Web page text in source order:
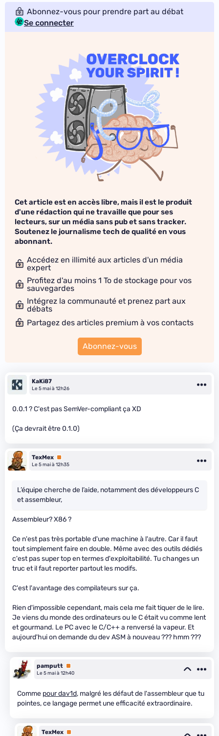
Abonnez-vous pour prendre part au débat
Se connecter
Cet article est en accès libre, mais il est le produit
d'une rédaction qui ne travaille que pour ses
lecteurs, sur un média sans pub et sans tracker.
Soutenez le journalisme tech de qualité en vous
abonnant.
Accédez en illimité aux articles d'un média
expert
Profitez d'au moins 1 To de stockage pour vos
sauvegardes
Intégrez la communauté et prenez part aux
débats
Partagez des articles premium à vos contacts
Abonnez-vous
KaKi87
Le 5 mai à 12h26
0.0.1 ? C'est pas SemVer-compliant ça XD
(Ça devrait être 0.1.0)
TexMex Premium
Le 5 mai à 12h35
L’équipe cherche de l’aide, notamment des développeurs C
et assembleur,
Assembleur? X86 ?
Ce n'est pas très portable d'une machine à l'autre. Car il faut
tout simplement faire en double. Même avec des outils dédiés
c'est pas super top en termes d'exploitabilité. Tu changes un
truc et il faut reporter partout les modifs.
C'est l'avantage des compilateurs sur ça.
Rien d'impossible cependant, mais cela me fait tiquer de le lire.
Je viens du monde des ordinateurs ou le C était vu comme lent
et gourmand. Le PC avec le C/C++ a renversé la vapeur. Et
aujourd'hui on demande du dev ASM à nouveau ??? hmm ???
pamputt Premium
Le 5 mai à 12h40
Comme pour dav1d, malgré les défaut de l'assembleur que tu
pointes, ce langage permet une efficacité extraordinaire.
TexMex Premium